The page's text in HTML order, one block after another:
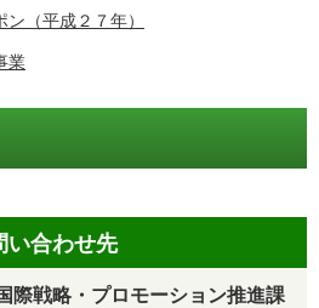
（平成２７年）
業
い合わせ先
戦略・プロモーション推進課